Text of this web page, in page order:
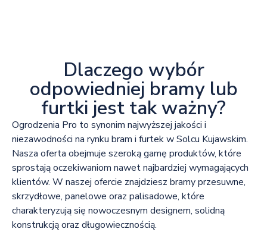
Dlaczego wybór
odpowiedniej bramy lub
furtki jest tak ważny?
Ogrodzenia Pro to synonim najwyższej jakości i
niezawodności na rynku bram i furtek w Solcu Kujawskim.
Nasza oferta obejmuje szeroką gamę produktów, które
sprostają oczekiwaniom nawet najbardziej wymagających
klientów. W naszej ofercie znajdziesz bramy przesuwne,
skrzydłowe, panelowe oraz palisadowe, które
charakteryzują się nowoczesnym designem, solidną
konstrukcją oraz długowiecznością.